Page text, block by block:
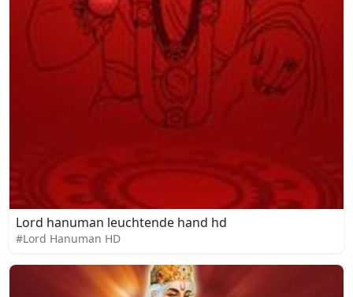
Lord hanuman leuchtende hand hd
#Lord Hanuman HD